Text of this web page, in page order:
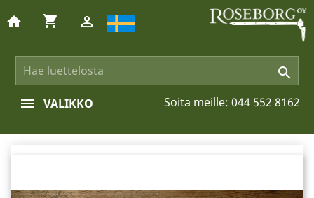

home shopping_cart 
Soita meille: 044 552 8162
VALIKKO